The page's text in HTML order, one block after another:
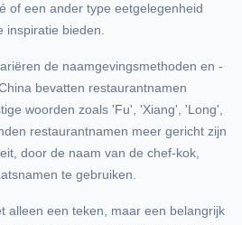
of een ander type eetgelegenheid
inspiratie bieden.
de naamgevingsmethoden en -
bevatten restaurantnamen
woorden zoals 'Fu', 'Xiang', 'Long',
restaurantnamen meer gericht zijn
door de naam van de chef-kok,
te gebruiken.
alleen een teken, maar een belangrijk